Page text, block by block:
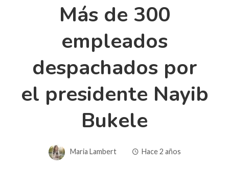
Más de 300
empleados
despachados por
el presidente Nayib
Bukele
Maria Lambert Hace 2 años